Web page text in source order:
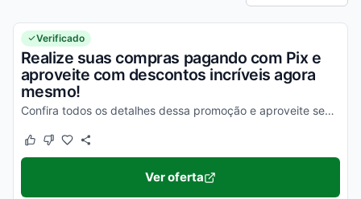
Verificado
Realize suas compras pagando com Pix e
aproveite com descontos incríveis agora
mesmo!
Confira todos os detalhes dessa promoção e aproveite seus descontos de uma forma simples!
Este cupom funcionou
Este cupom não funcionou
Ver oferta